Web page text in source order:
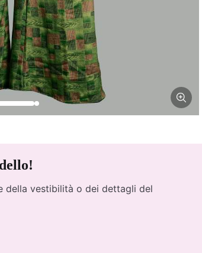
della vestibilità o dei dettagli del